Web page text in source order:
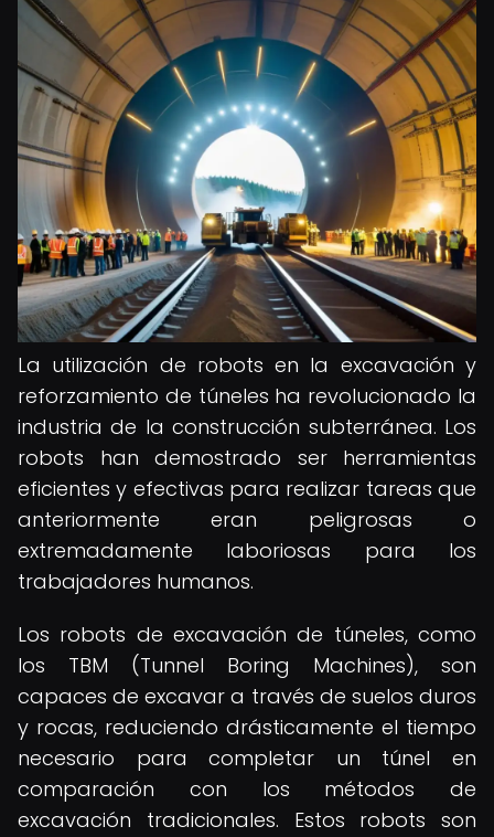
La utilización de robots en la excavación y
reforzamiento de túneles ha revolucionado la
industria de la construcción subterránea. Los
robots han demostrado ser herramientas
eficientes y efectivas para realizar tareas que
anteriormente eran peligrosas o
extremadamente laboriosas para los
trabajadores humanos.
Los robots de excavación de túneles, como
los TBM (Tunnel Boring Machines), son
capaces de excavar a través de suelos duros
y rocas, reduciendo drásticamente el tiempo
necesario para completar un túnel en
comparación con los métodos de
excavación tradicionales. Estos robots son